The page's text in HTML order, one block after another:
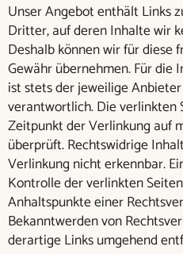
Unser Angebot enthält Links
Dritter, auf deren Inhalte wir
Deshalb können wir für diese
Gewähr übernehmen. Für
ist stets der jeweilige
verantwortlich. Die verlinkten
Zeitpunkt der Verlinkung auf
überprüft. Rechtswidrige
Verlinkung nicht erkennbar.
Kontrolle der verlinkten
Anhaltspunkte einer
Bekanntwerden von
derartige Links umgehend